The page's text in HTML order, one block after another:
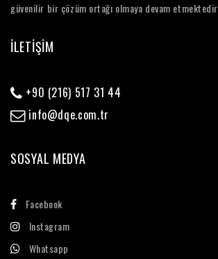
güvenilir bir çözüm ortağı olmaya devam etmektedir.
İLETİŞİM
+90 (216) 517 31 44
info@dqe.com.tr
SOSYAL MEDYA
Facebook
Instagram
Whatsapp